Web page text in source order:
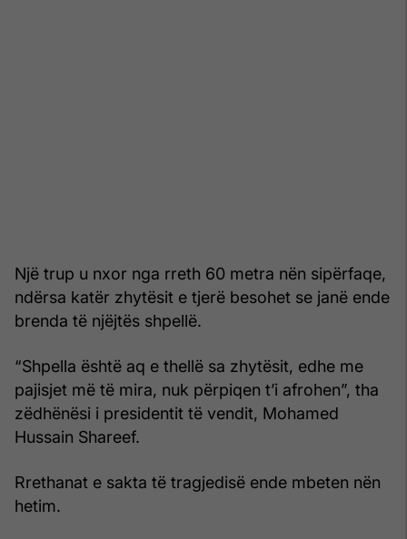
Një trup u nxor nga rreth 60 metra nën sipërfaqe,
ndërsa katër zhytësit e tjerë besohet se janë ende
brenda të njëjtës shpellë.
“Shpella është aq e thellë sa zhytësit, edhe me
pajisjet më të mira, nuk përpiqen t’i afrohen”, tha
zëdhënësi i presidentit të vendit, Mohamed
Hussain Shareef.
Rrethanat e sakta të tragjedisë ende mbeten nën
hetim.